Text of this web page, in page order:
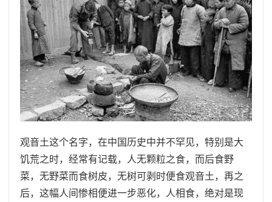
观音土这个名字，在中国历史中并不罕见，特别是大
饥荒之时，经常有记载，人无颗粒之食，而后食野
菜，无野菜而食树皮，无树可剥时便食观音土，再之
后，这幅人间惨相便进一步恶化，人相食，绝对是现